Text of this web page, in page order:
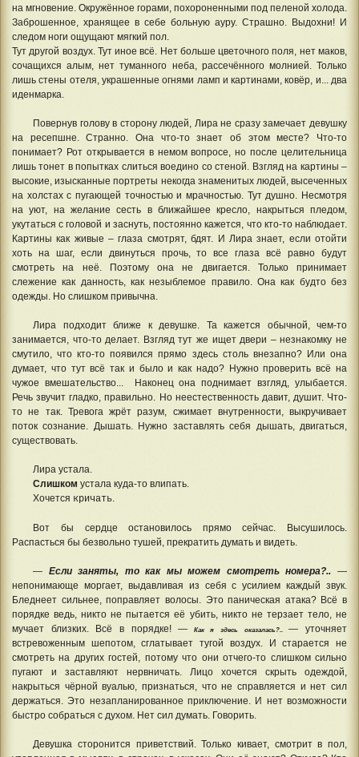
на мгновение. Окружённое горами, похороненными под пеленой холода.
Заброшенное, хранящее в себе больную ауру. Страшно. Выдохни! И
следом ноги ощущают мягкий пол.
Тут другой воздух. Тут иное всё. Нет больше цветочного поля, нет маков,
сочащихся алым, нет туманного неба, рассечённого молнией. Только
лишь стены отеля, украшенные огнями ламп и картинами, ковёр, и... два
иденмарка.
Повернув голову в сторону людей, Лира не сразу замечает девушку
на ресепшне. Странно. Она что-то знает об этом месте? Что-то
понимает? Рот открывается в немом вопросе, но после целительница
лишь тонет в попытках слиться воедино со стеной. Взгляд на картины –
высокие, изысканные портреты некогда знаменитых людей, высеченных
на холстах с пугающей точностью и мрачностью. Тут душно. Несмотря
на уют, на желание сесть в ближайшее кресло, накрыться пледом,
укутаться с головой и заснуть, постоянно кажется, что кто-то наблюдает.
Картины как живые – глаза смотрят, бдят. И Лира знает, если отойти
хоть на шаг, если двинуться прочь, то все глаза всё равно будут
смотреть на неё. Поэтому она не двигается. Только принимает
слежение как данность, как незыблемое правило. Она как будто без
одежды. Но слишком привычна.
Лира подходит ближе к девушке. Та кажется обычной, чем-то
занимается, что-то делает. Взгляд тут же ищет двери – незнакомку не
смутило, что кто-то появился прямо здесь столь внезапно? Или она
думает, что тут всё так и было и как надо? Нужно проверить всё на
чужое вмешательство... Наконец она поднимает взгляд, улыбается.
Речь звучит гладко, правильно. Но неестественность давит, душит. Что-
то не так. Тревога жрёт разум, сжимает внутренности, выкручивает
поток сознание. Дышать. Нужно заставлять себя дышать, двигаться,
существовать.
Лира устала.
Слишкомустала куда-то влипать.
Хочется кричать.
Вот бы сердце остановилось прямо сейчас. Высушилось.
Распасться бы безвольно тушей, прекратить думать и видеть.
— Если заняты, то как мы можем смотреть номера?.. —
непонимающе моргает, выдавливая из себя с усилием каждый звук.
Бледнеет сильнее, поправляет волосы. Это паническая атака? Всё в
порядке ведь, никто не пытается её убить, никто не терзает тело, не
мучает близких. Всё в порядке! — Как я здесь оказалась?..— уточняет
встревоженным шепотом, сглатывает тугой воздух. И старается не
смотреть на других гостей, потому что они отчего-то слишком сильно
пугают и заставляют нервничать. Лицо хочется скрыть одеждой,
накрыться чёрной вуалью, признаться, что не справляется и нет сил
держаться. Это незапланированное приключение. И нет возможности
быстро собраться с духом. Нет сил думать. Говорить.
Девушка сторонится приветствий. Только кивает, смотрит в пол,